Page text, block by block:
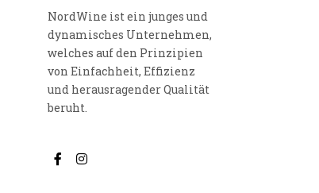
NordWine ist ein junges und
dynamisches Unternehmen,
welches auf den Prinzipien
von Einfachheit, Effizienz
und herausragender Qualität
beruht.